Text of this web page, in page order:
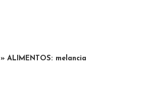
» ALIMENTOS: melancia